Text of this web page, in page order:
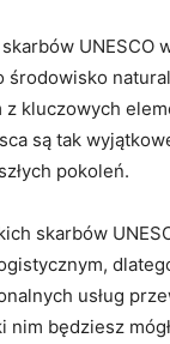
‌UNESCO
środowisko
kluczowych
są‌ tak
pokoleń.
skarbów
‌usług‍
nim ‍będziesz